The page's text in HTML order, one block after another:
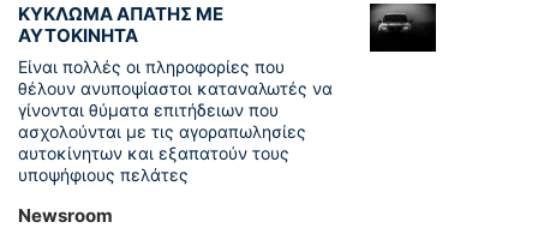
ΚΥΚΛΩΜΑ ΑΠΑΤΗΣ ΜΕ
ΑΥΤΟΚΙΝΗΤΑ
Είναι πολλές οι πληροφορίες που
θέλουν ανυποψίαστοι καταναλωτές να
γίνονται θύματα επιτήδειων που
ασχολούνται με τις αγοραπωλησίες
αυτοκίνητων και εξαπατούν τους
υποψήφιους πελάτες
Newsroom